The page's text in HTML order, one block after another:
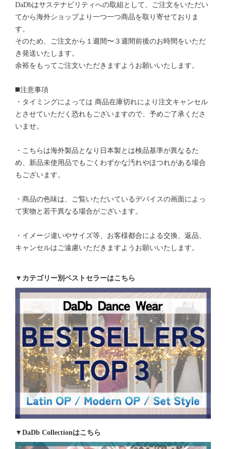
DaDbはサステナビリティへの取組として、ご注文をいただい
てから海外ショップより一つ一つ商品を取り寄せておりま
す。
そのため、ご注文から１週間〜３週間前後のお時間をいただ
き発送いたします。
余裕をもってご注文いただきますようお願いいたします。
◼️注意事項
・タイミングによっては 商品在庫切れにより注文キャンセル
とさせていただく恐れもございますので、予めご了承くださ
いませ。
・こちらは海外製品となり日本製とは検品基準が異なるた
め、新品未使用品でもごくわずかな汚れやほつれがある場合
もございます。
・商品の色味は、ご覧いただいているデバイスの画面によっ
て実物と若干異なる場合がございます。
・イメージ違いやサイズ等、お客様都合による交換、返品、
キャンセルはご遠慮いただきますようお願いいたします。
▼カテゴリー別ベストセラーはこちら
▼DaDb Collectionはこちら